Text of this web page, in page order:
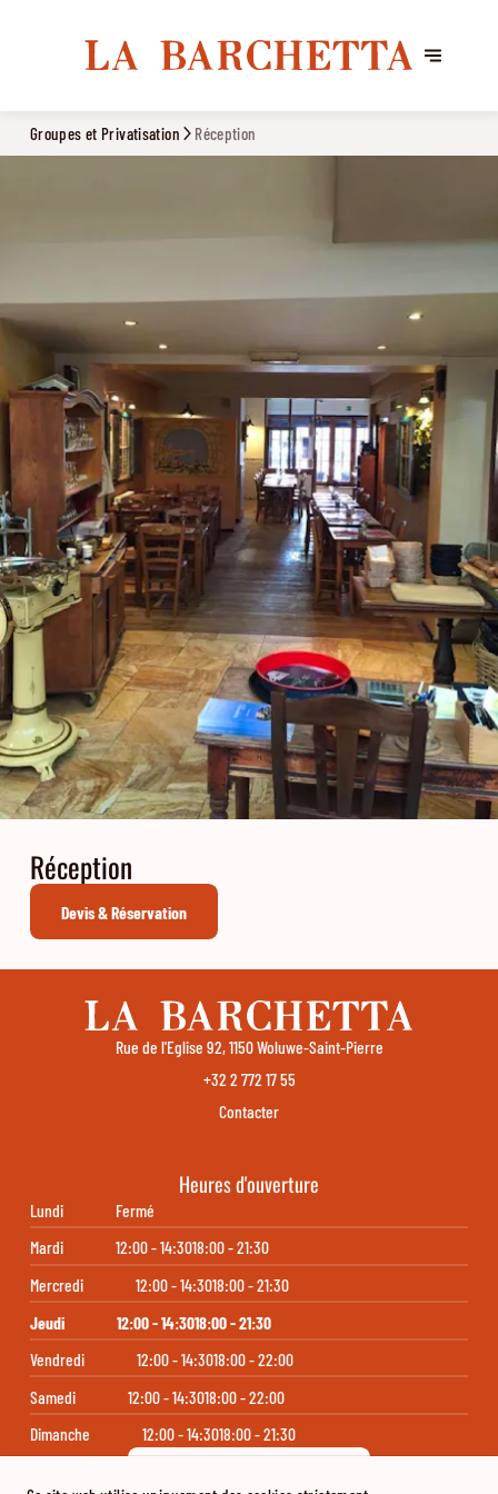
Groupes et Privatisation Réception
Réception
Devis & Réservation
Rue de l'Eglise 92, 1150 Woluwe-Saint-Pierre
+32 2 772 17 55
Contacter
Heures d'ouverture
Lundi
Fermé
Mardi
12:00 - 14:3018:00 - 21:30
Mercredi
12:00 - 14:3018:00 - 21:30
Jeudi
12:00 - 14:3018:00 - 21:30
Vendredi
12:00 - 14:3018:00 - 22:00
Samedi
12:00 - 14:3018:00 - 22:00
Dimanche
12:00 - 14:3018:00 - 21:30